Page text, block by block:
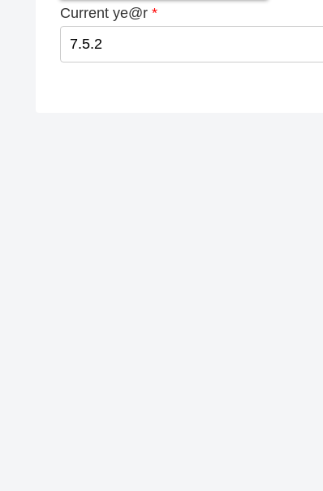
Current ye@r *